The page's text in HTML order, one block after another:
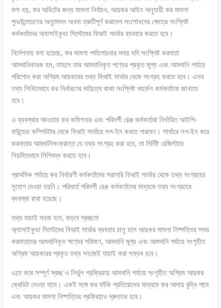
বলা হয়, কর অডিটের জন্য মামলা নির্বাচন, আয়কর আইন অনুযায়ী কর মামলা
পুনঃউন্মোচনের অনুমোদন অথবা ত্রুটিপূর্ণ করাদেশ সংশোধনের ক্ষেত্রে সংশ্লিষ্ট
কর্মকর্তাদের অ্যাসাইকুডা সিস্টেমের বিআই সার্ভার ব্যবহার করতে হবে।
নির্দেশনায় বলা হয়েছে, কর মামলা পর্যালোচনার সময় যদি সংশ্লিষ্ট করদাতা
আমদানিকারক হন, তাহলে তার আমদানিকৃত পণ্যের প্রকৃত মূল্য এবং আমদানি পর্যায়ে
পরিশোধ করা অগ্রিম আয়করের তথ্য বিআই সার্ভার থেকে সংগ্রহ করতে হবে। এসব
তথ্য লিখিতভাবে কর নির্ধারণের দায়িত্বে থাকা সংশ্লিষ্ট সার্কেল কর্মকর্তাকে জানাতে
হবে।
এ ব্যবস্থার আওতায় কর কমিশনার এবং পরিদর্শী রেঞ্জ কর্মকর্তারা নির্ধারিত আইপি-
বাউন্ডেড কম্পিউটার থেকে বিআই সার্ভারে লগ-ইন করতে পারবেন। সার্ভারে লগ-ইন করে
করদাতার আমদানিসংক্রান্ত যে তথ্য সংগ্রহ করা হবে, তা নির্দিষ্ট রেজিস্টারে
নিয়মিতভাবে লিপিবদ্ধ করতে হবে।
প্রাথমিক পর্যায়ে কর নির্ধারণী কর্মকর্তাদের সরাসরি বিআই সার্ভার থেকে তথ্য সংগ্রহের
সুযোগ দেওয়া হয়নি। পরিবর্তে পরিদর্শী রেঞ্জ কর্মকর্তাদের মাধ্যমে তথ্য সংগ্রহের
ব্যবস্থা রাখা হয়েছে।
তথ্য যাচাই সহজ হবে, বাড়বে স্বচ্ছতা
অ্যাসাইকুডা সিস্টেমের বিআই সার্ভার ব্যবহার চালু হলে আয়কর মামলা নিষ্পত্তির সময়
করদাতাদের আমদানিকৃত পণ্যের পরিমাণ, আমদানি মূল্য এবং আমদানি পর্যায়ে সংগৃহীত
অগ্রিম আয়করের প্রকৃত তথ্য সহজেই যাচাই করা সম্ভব হবে।
এতে করে সম্পূর্ণ স্বচ্ছ ও নির্ভুল প্রক্রিয়ায় আমদানি পর্যায়ে সংগৃহীত অগ্রিম আয়কর
ক্রেডিট দেওয়া যাবে। একই সঙ্গে কর ফাঁকি প্রতিরোধের মাধ্যমে কর আদায় বৃদ্ধি পাবে
এবং আয়কর মামলা নিষ্পত্তির প্রক্রিয়াও দ্রুততর হবে।